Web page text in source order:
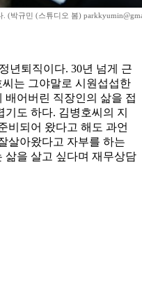
(박규민 (스튜디오 봄)
년퇴직이다. 30년 넘게 근
는 그야말로 시원섭섭한
배어버린 직장인의 삶을 접
도 하다. 김병호씨의 지
비되어 왔다고 해도 과언
살아왔다고 자부를 하는
삶을 살고 싶다며 재무상담